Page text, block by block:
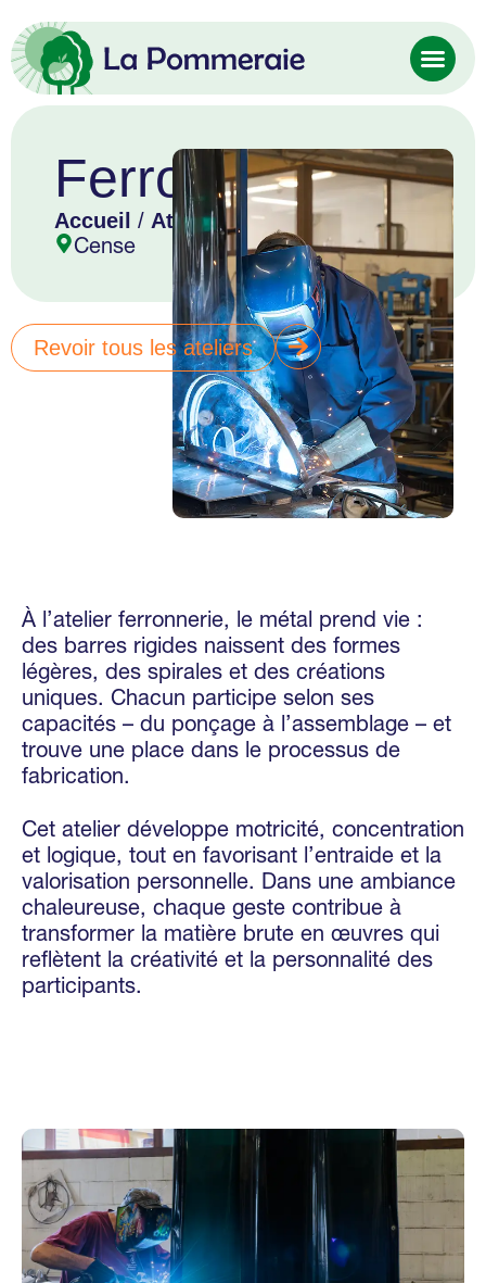
Ferronnerie
Accueil / Atelier / Ferronnerie
Cense
Revoir tous les ateliers
À l’atelier ferronnerie, le métal prend vie :
des barres rigides naissent des formes
légères, des spirales et des créations
uniques. Chacun participe selon ses
capacités – du ponçage à l’assemblage – et
trouve une place dans le processus de
fabrication.
Cet atelier développe motricité, concentration
et logique, tout en favorisant l’entraide et la
valorisation personnelle. Dans une ambiance
chaleureuse, chaque geste contribue à
transformer la matière brute en œuvres qui
reflètent la créativité et la personnalité des
participants.